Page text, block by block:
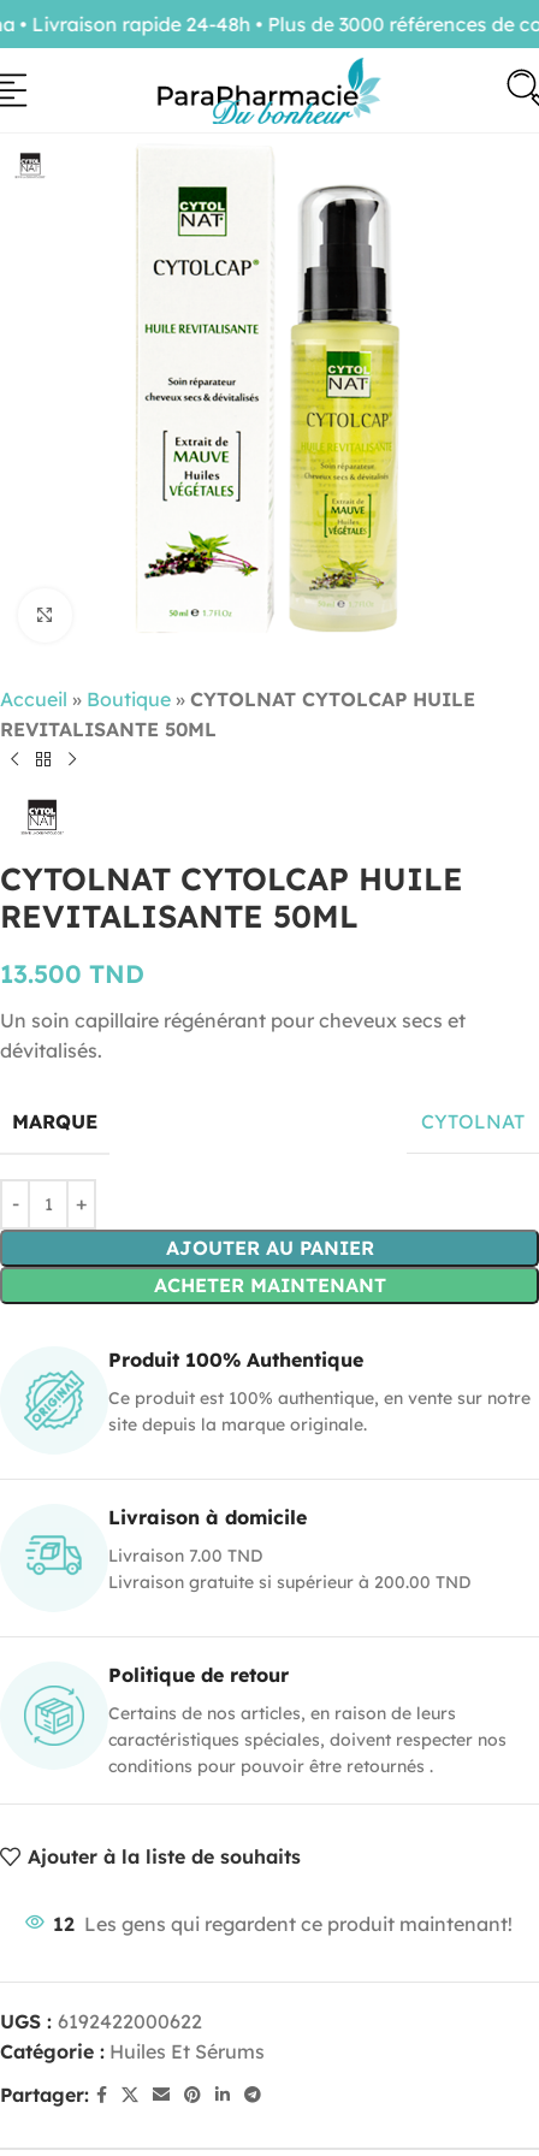
Cliquez pour agrandir
Accueil » Boutique » CYTOLNAT CYTOLCAP HUILE
REVITALISANTE 50ML
CYTOLNAT CYTOLCAP HUILE
REVITALISANTE 50ML
13.500 TND
Un soin capillaire régénérant pour cheveux secs et
dévitalisés.
MARQUE CYTOLNAT
AJOUTER AU PANIER
ACHETER MAINTENANT
Produit 100% Authentique
Ce produit est 100% authentique, en vente sur notre
site depuis la marque originale.
Livraison à domicile
Livraison 7.00 TND
Livraison gratuite si supérieur à 200.00 TND
Politique de retour
Certains de nos articles, en raison de leurs
caractéristiques spéciales, doivent respecter nos
conditions pour pouvoir être retournés .
Ajouter à la liste de souhaits
12 Les gens qui regardent ce produit maintenant!
UGS : 6192422000622
Catégorie : Huiles Et Sérums
Partager:
rapide 24-48h • Plus de 3000 références de